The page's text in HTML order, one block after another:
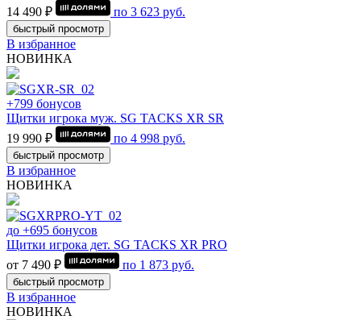
14 490 ₽
по 3 623 руб.
быстрый просмотр
В избранное
НОВИНКА
+799 бонусов
Щитки игрока муж. SG TACKS XR SR
19 990 ₽
по 4 998 руб.
быстрый просмотр
В избранное
НОВИНКА
до +695 бонусов
Щитки игрока дет. SG TACKS XR PRO
от 7 490 ₽
по 1 873 руб.
быстрый просмотр
В избранное
НОВИНКА